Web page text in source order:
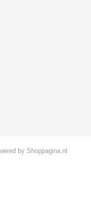
by Shoppagina.nl